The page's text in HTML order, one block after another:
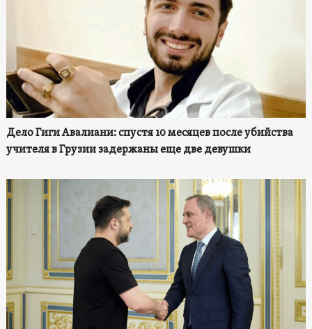
Дело Гиги Авалиани: спустя 10 месяцев после убийства
учителя в Грузии задержаны еще две девушки